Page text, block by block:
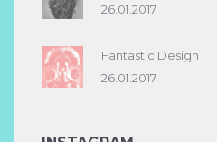
26.01.2017
Fantastic Design
26.01.2017